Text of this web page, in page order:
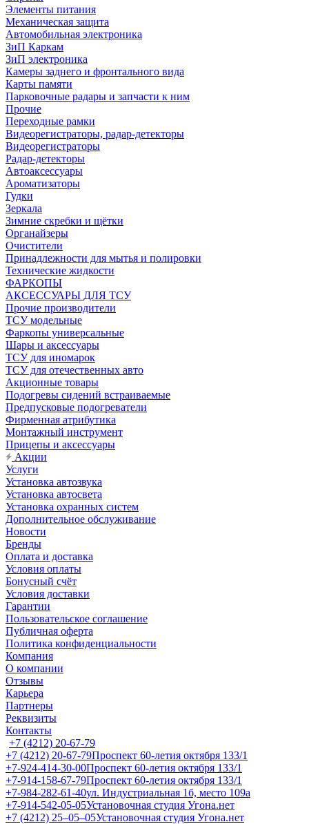
Элементы питания
Механическая защита
Автомобильная электроника
ЗиП Каркам
ЗиП электроника
Камеры заднего и фронтального вида
Карты памяти
Парковочные радары и запчасти к ним
Прочие
Переходные рамки
Видеорегистраторы, радар-детекторы
Видеорегистраторы
Радар-детекторы
Автоаксессуары
Ароматизаторы
Гудки
Зеркала
Зимние скребки и щётки
Органайзеры
Очистители
Принадлежности для мытья и полировки
Технические жидкости
ФАРКОПЫ
АКСЕССУАРЫ ДЛЯ ТСУ
Прочие производители
ТСУ модельные
Фаркопы универсальные
Шары и аксессуары
ТСУ для иномарок
ТСУ для отечественных авто
Акционные товары
Подогревы сидений встраиваемые
Предпусковые подогреватели
Фирменная атрибутика
Монтажный инструмент
Прицепы и аксессуары
Акции
Услуги
Установка автозвука
Установка автосвета
Установка охранных систем
Дополнительное обслуживание
Новости
Бренды
Оплата и доставка
Условия оплаты
Бонусный счёт
Условия доставки
Гарантии
Пользовательское соглашение
Публичная оферта
Политика конфиденциальности
Компания
О компании
Отзывы
Карьера
Партнеры
Реквизиты
Контакты
+7 (4212) 20-67-79
+7 (4212) 20-67-79Проспект 60-летия октября 133/1
+7-924-414-30-00Проспект 60-летия октября 133/1
+7-914-158-67-79Проспект 60-летия октября 133/1
+7-984-282-61-40ул. Индустриальная 1б, место 109а
+7-914-542-05-05Установочная студия Угона.нет
+7 (4212) 25‒05‒05Установочная студия Угона.нет